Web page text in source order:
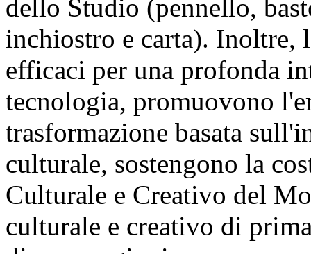
dello Studio (pennello,
inchiostro e carta). Inoltre,
efficaci per una profonda
tecnologia, promuovono
trasformazione basata
culturale, sostengono la
Culturale e Creativo del
culturale e creativo di